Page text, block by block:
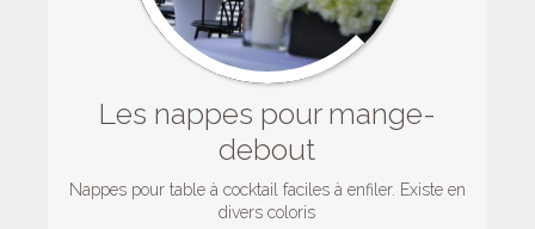
Les nappes pour mange-
debout
Nappes pour table à cocktail faciles à enfiler. Existe en
divers coloris